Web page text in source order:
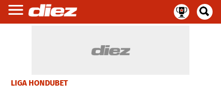
LIGA HONDUBET